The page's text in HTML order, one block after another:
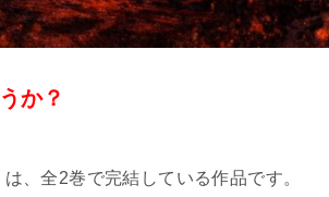
か？
は、全2巻で完結している作品です。